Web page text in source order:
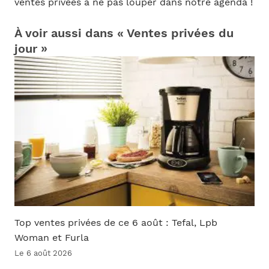
ventes privées à ne pas louper dans notre agenda !
À voir aussi dans « Ventes privées du
jour »
Top ventes privées de ce 6 août : Tefal, Lpb
Woman et Furla
Le 6 août 2026